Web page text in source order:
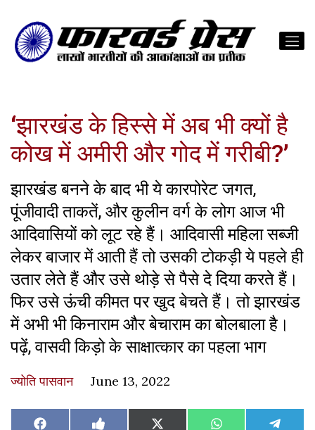
‘झारखंड के हिस्से में अब भी क्यों है
कोख में अमीरी और गोद में गरीबी?’
झारखंड बनने के बाद भी ये कारपोरेट जगत,
पूंजीवादी ताकतें, और कुलीन वर्ग के लोग आज भी
आदिवासियों को लूट रहे हैं। आदिवासी महिला सब्जी
लेकर बाजार में आती हैं तो उसकी टोकड़ी ये पहले ही
उतार लेते हैं और उसे थोड़े से पैसे दे दिया करते हैं।
फिर उसे ऊंची कीमत पर खुद बेचते हैं। तो झारखंड
में अभी भी किनाराम और बेचाराम का बोलबाला है।
पढ़ें, वासवी किड़ो के साक्षात्कार का पहला भाग
ज्योति पासवान June 13, 2022